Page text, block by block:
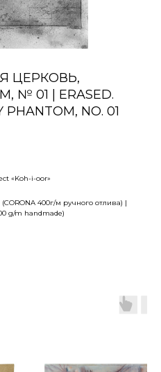
ЦЕРКОВЬ,
01 | ERASED.
PHANTOM, NO. 01
«Koh-i-oor»
400г/м ручного отлива) |
g/m handmade)